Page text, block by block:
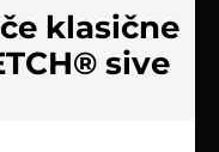
klasične
sive